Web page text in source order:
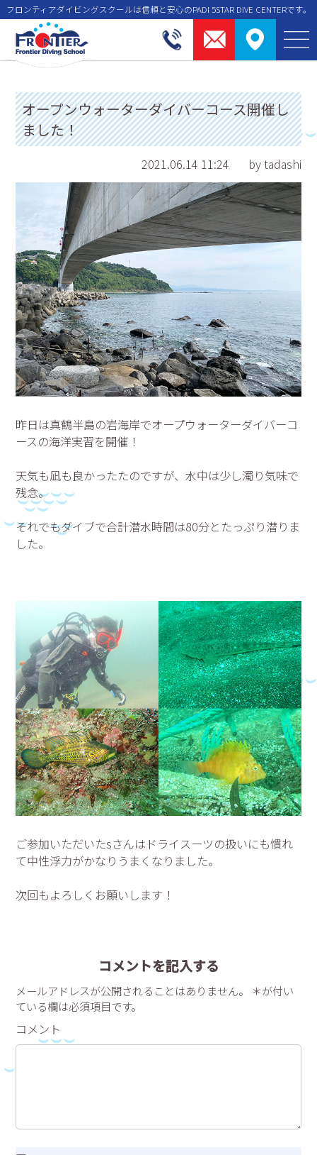
フロンティアダイビングスクールは信頼と安⼼のPADI 5STAR DIVE CENTERです。
オープンウォーターダイバーコース開催し
ました！
2021.06.14 11:24 by tadashi
昨日は真鶴半島の岩海岸でオープウォーターダイバーコ
ースの海洋実習を開催！
天気も凪も良かったたのですが、水中は少し濁り気味で
残念。
それでもダイブで合計潜水時間は80分とたっぷり潜りま
した。
ご参加いただいたsさんはドライスーツの扱いにも慣れ
て中性浮力がかなりうまくなりました。
次回もよろしくお願いします！
コメントを記入する
メールアドレスが公開されることはありません。 ＊が付い
ている欄は必須項目です。
コメント